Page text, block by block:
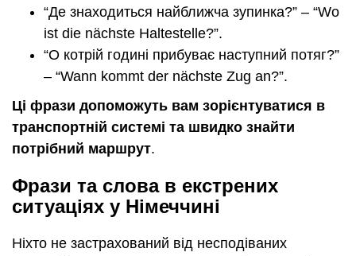
“Де знаходиться найближча зупинка?” – “Wo
ist die nächste Haltestelle?”.
“О котрій годині прибуває наступний потяг?”
– “Wann kommt der nächste Zug an?”.
Ці фрази допоможуть вам зорієнтуватися в
транспортній системі та швидко знайти
потрібний маршрут.
Фрази та слова в екстрених
ситуаціях у Німеччині
Ніхто не застрахований від несподіваних